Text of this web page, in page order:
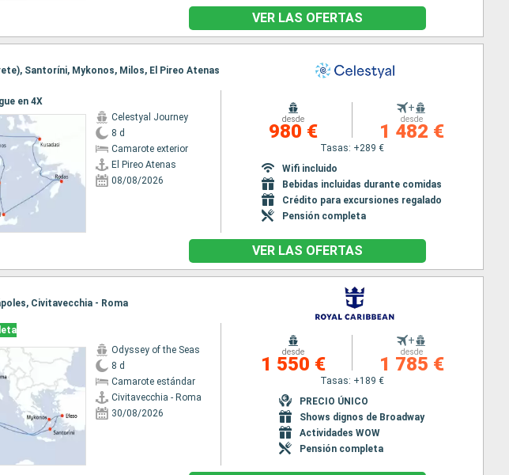
VER LAS OFERTAS
Santoríni, Mykonos, Milos, El Pireo Atenas
en 4X
Celestyal Journey
8 d
Camarote exterior
El Pireo Atenas
08/08/2026
desde
980 €
+
desde
1 482 €
Tasas: +289 €
Wifi incluido
Bebidas incluidas durante comidas
Crédito para excursiones regalado
Pensión completa
VER LAS OFERTAS
Civitavecchia - Roma
Odyssey of the Seas
8 d
Camarote estándar
Civitavecchia - Roma
30/08/2026
desde
1 550 €
+
desde
1 785 €
Tasas: +189 €
PRECIO ÚNICO
Shows dignos de Broadway
Actividades WOW
Pensión completa